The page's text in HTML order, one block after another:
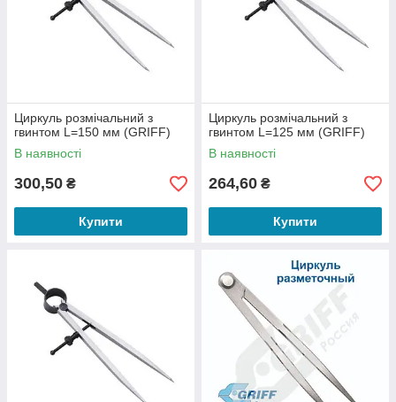
Циркуль розмічальний з
гвинтом L=150 мм (GRIFF)
В наявності
300,50 ₴
Купити
Циркуль розмічальний з
гвинтом L=125 мм (GRIFF)
В наявності
264,60 ₴
Купити